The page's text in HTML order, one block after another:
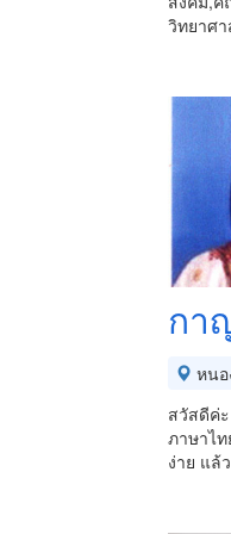
วิทยาศ
กา
หน
สวัสดีค่
ภาษาไ
ง่าย แล้